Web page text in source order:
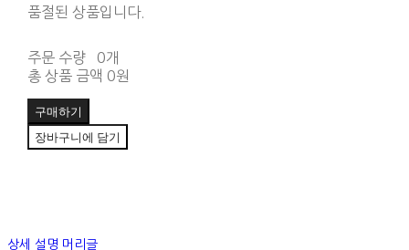
품절된 상품입니다.
주문 수량
0개
총 상품 금액 0원
구매하기
장바구니에 담기
상세 설명 머리글